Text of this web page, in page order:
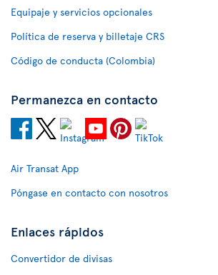
Equipaje y servicios opcionales
Política de reserva y billetaje CRS
Código de conducta (Colombia)
Permanezca en contacto
Air Transat App
Póngase en contacto con nosotros
Enlaces rápidos
Convertidor de divisas